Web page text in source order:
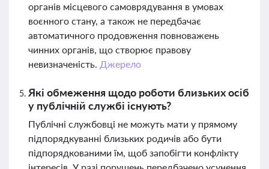
органів місцевого самоврядування в умовах
воєнного стану, а також не передбачає
автоматичного продовження повноважень
чинних органів, що створює правову
невизначеність. Джерело
Які обмеження щодо роботи близьких осіб
у публічній службі існують?
Публічні службовці не можуть мати у прямому
підпорядкуванні близьких родичів або бути
підпорядкованими їм, щоб запобігти конфлікту